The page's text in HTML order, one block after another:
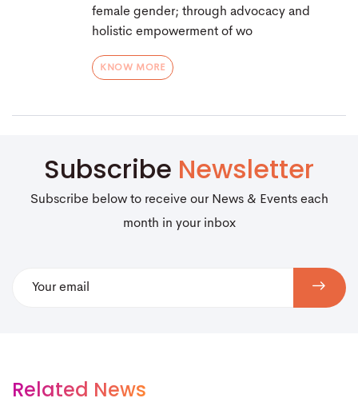
female gender; through advocacy and
holistic empowerment of wo
KNOW MORE
Subscribe Newsletter
Subscribe below to receive our News & Events each
month in your inbox
Related News